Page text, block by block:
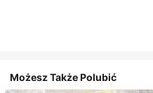
Możesz Także Polubić